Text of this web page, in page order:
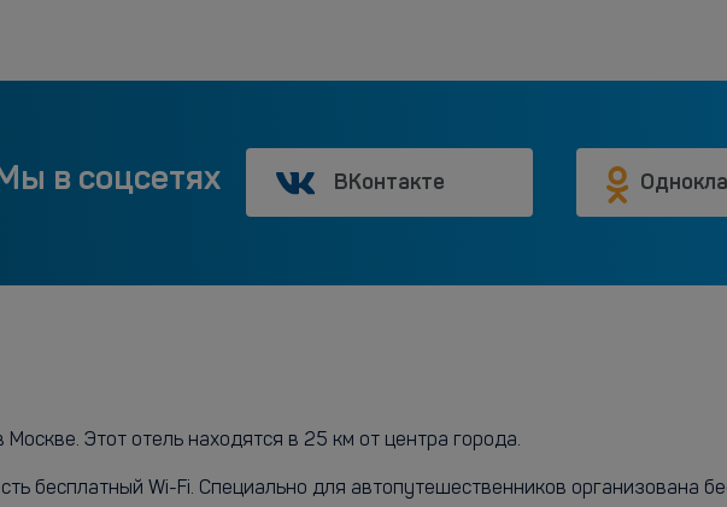
в соцсетях ВКонтакте
Этот отель находятся в 25 км от центра города.
бесплатный Wi-Fi. Специально для автопутешественников организована